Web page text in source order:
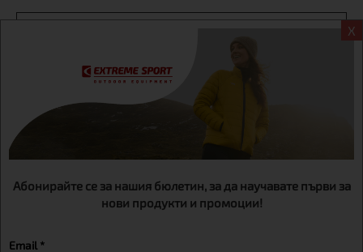
X
Абонирайте се за нашия бюлетин, за да научавате първи за
нови продукти и промоции!
Email *
Екстрем спорт ЕООД, BG131452613, административен адрес
гр. София, Овча купел, ул.692, №12, офис 1, магазини
гр.София,бул. Дондуков 42, тел.:+359 895461012